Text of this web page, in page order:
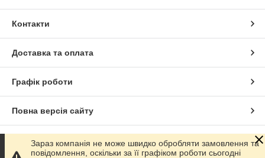
Контакти
Доставка та оплата
Графік роботи
Повна версія сайту
Сайт створено на маркетплейсі Prom.ua
Зараз компанія не може швидко обробляти замовлення та
повідомлення, оскільки за її графіком роботи сьогодні